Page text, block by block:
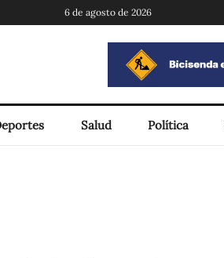
6 de agosto de 2026
Salud Política